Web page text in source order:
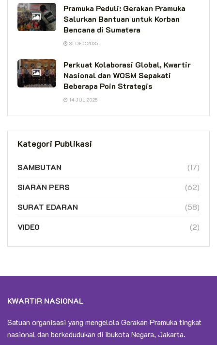
Pramuka Peduli: Gerakan Pramuka
Salurkan Bantuan untuk Korban
Bencana di Sumatera
31 DEC 2025
Perkuat Kolaborasi Global, Kwartir
Nasional dan WOSM Sepakati
Beberapa Poin Strategis
14 JUL 2025
Kategori Publikasi
SAMBUTAN
(17)
SIARAN PERS
(62)
SURAT EDARAN
(58)
VIDEO
(2)
KWARTIR NASIONAL
Satuan organisasi yang mengelola Gerakan Pramuka tingkat
nasional dan berkedudukan di ibukota Negara, Jakarta.